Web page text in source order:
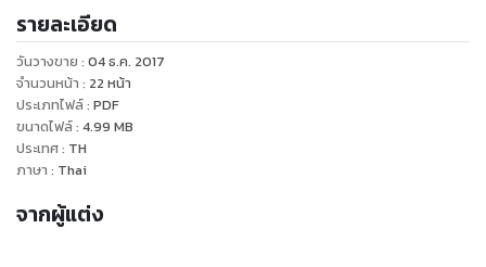
รายละเอียด
วันวางขาย : 04 ธ.ค. 2017
จำนวนหน้า : 22 หน้า
ประเภทไฟล์: PDF
ขนาดไฟล์: 4.99 MB
ประเทศ: TH
ภาษา : Thai
จากผู้แต่ง